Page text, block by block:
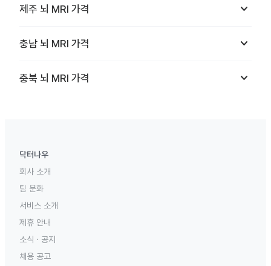
제주 뇌 MRI 가격 keyboard_arrow_down
충남 뇌 MRI 가격 keyboard_arrow_down
충북 뇌 MRI 가격 keyboard_arrow_down
닥터나우
회사 소개
팀 문화
서비스 소개
제휴 안내
소식 · 공지
채용 공고